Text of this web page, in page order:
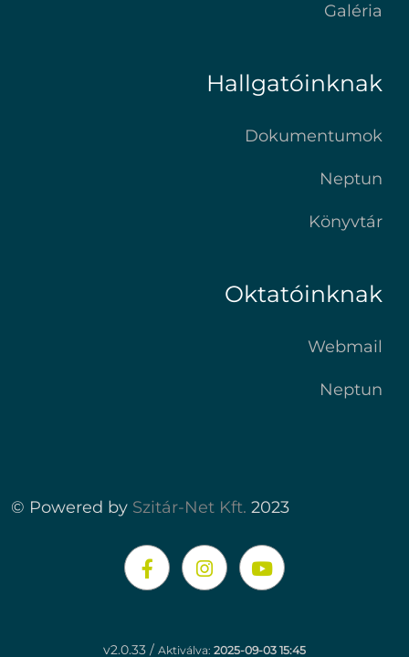
Galéria
Hallgatóinknak
Dokumentumok
Neptun
Könyvtár
Oktatóinknak
Webmail
Neptun
© Powered by Szitár-Net Kft. 2023
v2.0.33 / Aktiválva: 2025-09-03 15:45